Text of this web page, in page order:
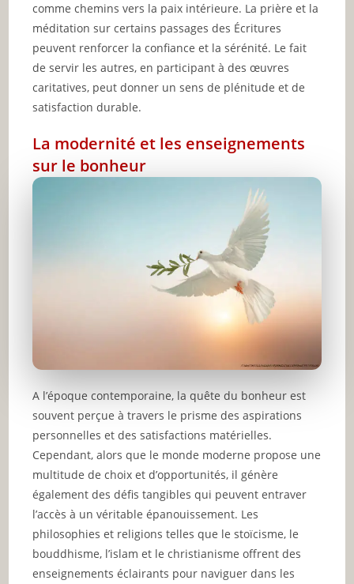
comme chemins vers la paix intérieure. La prière et la
méditation sur certains passages des Écritures
peuvent renforcer la confiance et la sérénité. Le fait
de servir les autres, en participant à des œuvres
caritatives, peut donner un sens de plénitude et de
satisfaction durable.
La modernité et les enseignements
sur le bonheur
A l’époque contemporaine, la quête du bonheur est
souvent perçue à travers le prisme des aspirations
personnelles et des satisfactions matérielles.
Cependant, alors que le monde moderne propose une
multitude de choix et d’opportunités, il génère
également des défis tangibles qui peuvent entraver
l’accès à un véritable épanouissement. Les
philosophies et religions telles que le stoïcisme, le
bouddhisme, l’islam et le christianisme offrent des
enseignements éclairants pour naviguer dans les